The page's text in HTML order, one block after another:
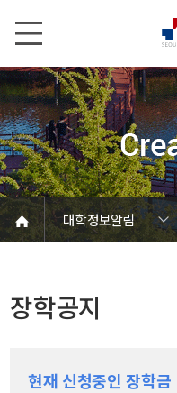
대학정보알림
장학공지
현재 신청중인 장학금